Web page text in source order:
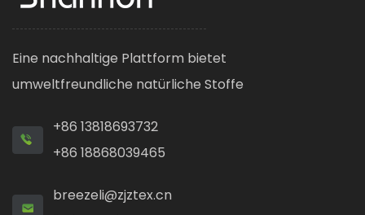
Eine nachhaltige Plattform bietet
umweltfreundliche natürliche Stoffe
+86 13818693732
+86 18868039465
breezeli@zjztex.cn